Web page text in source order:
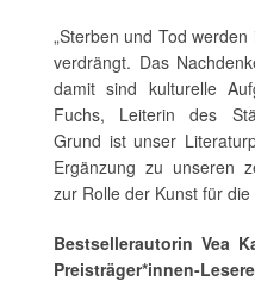
„Sterben und Tod
verdrängt. Das
damit sind kulturelle
Fuchs, Leiterin des
Grund ist unser
Ergänzung zu unseren
zur Rolle der Kunst für die
Bestsellerautorin Vea
Preisträger*innen-